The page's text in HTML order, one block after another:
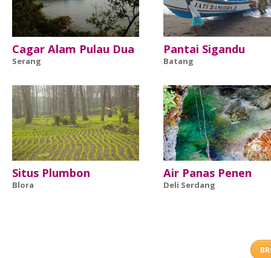
Cagar Alam Pulau Dua
Serang
Pantai Sigandu
Batang
Situs Plumbon
Blora
Air Panas Penen
Deli Serdang